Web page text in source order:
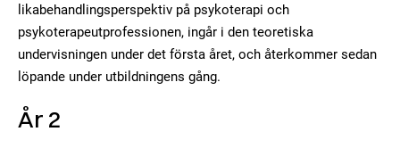
likabehandlingsperspektiv på psykoterapi och
psykoterapeutprofessionen, ingår i den teoretiska
undervisningen under det första året, och återkommer sedan
löpande under utbildningens gång.
År 2